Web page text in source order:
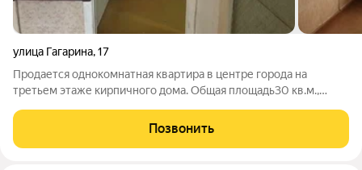
улица Гагарина,17
Продается однокомнатная квартира в центре города на
третьем этаже кирпичного дома. Общая площадь30 кв.м.,
обеспечивает тишину и спокойствие. Квартира требует
ремонта, но это дает возможность
Позвонить